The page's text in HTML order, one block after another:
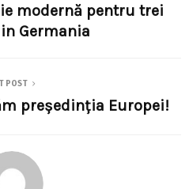
modernă pentru trei
Germania
POST
preşedinţia Europei!